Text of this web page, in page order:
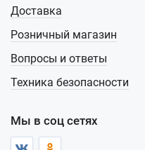
Доставка
Розничный магазин
Вопросы и ответы
Техника безопасности
Мы в соц сетях